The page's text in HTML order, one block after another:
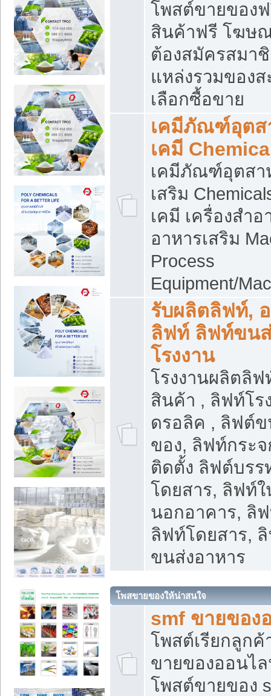
โพสต์ขายของ
สินค้าฟรี โฆษ
ต้องสมัครสมา
แหล่งรวมของ
เลือกซื้อขาย
เคมีภัณฑ์อุตส
เคมี
เคมีภัณฑ์อุตสา
เสริม
เคมี เครื่องสำ
อาหารเสริม
Process
Equipment/
รับผลิตลิฟท์,
ลิฟท์ ลิฟท์ขน
โรงงาน
โรงงานผลิตลิ
สินค้า , ลิฟท์โร
ดรอลิค , ลิฟต์
ของ, ลิฟท์กระ
ติดตั้ง ลิฟต์บร
โดยสาร, ลิฟท์
นอกอาคาร, ลิ
ลิฟท์โดยสาร,
ขนส่งอาหาร
โพสขายของให้น่าสนใจ
smf ขายของ
โพสต์เรียกลูกค้
ขายของออนไ
โพสต์ขายของ